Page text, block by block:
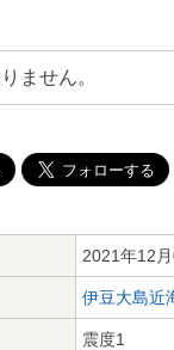
ません。
2021年12
伊豆大島近
震度1